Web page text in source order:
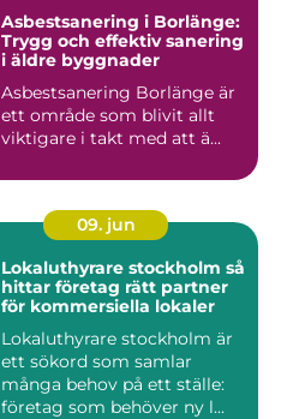
Asbestsanering i Borlänge:
Trygg och effektiv sanering
i äldre byggnader
Asbestsanering Borlänge är
ett område som blivit allt
viktigare i takt med att ä...
09. jun
Lokaluthyrare stockholm så
hittar företag rätt partner
för kommersiella lokaler
Lokaluthyrare stockholm är
ett sökord som samlar
många behov på ett ställe:
företag som behöver ny l...